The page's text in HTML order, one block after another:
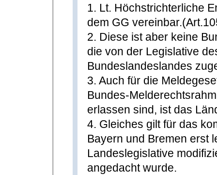
1. Lt. Höchstrichterliche
dem GG
2. Diese ist aber keine
die von der Legislative
Bundeslandeslandes
3. Auch für die
Bundes-
erlassen sind, ist das
4. Gleiches gilt für das
Bayern und Bremen erst
Landeslegislative
angedacht wurde.